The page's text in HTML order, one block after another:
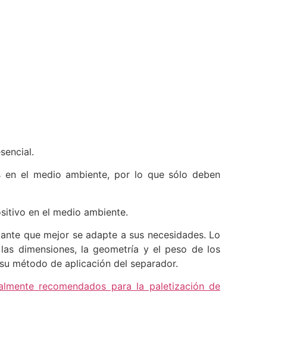
el medio ambiente, por lo que sólo deben
en el medio ambiente.
que mejor se adapte a sus necesidades. Lo
dimensiones, la geometría y el peso de los
método de aplicación del separador.
recomendados para la paletización de